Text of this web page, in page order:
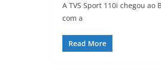
A TVS Sport 110i chegou
com a
Read More